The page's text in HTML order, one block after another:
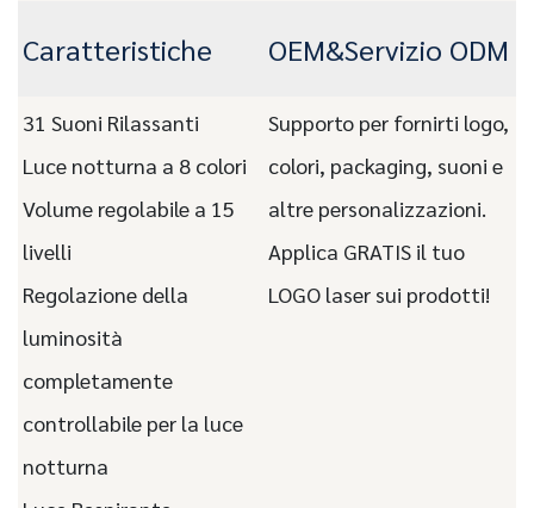
Caratteristiche OEM&Servizio ODM
31 Suoni Rilassanti
Luce notturna a 8 colori
Volume regolabile a 15
livelli
Regolazione della
luminosità
completamente
controllabile per la luce
notturna
Supporto per fornirti logo,
colori, packaging, suoni e
altre personalizzazioni.
Applica GRATIS il tuo
LOGO laser sui prodotti!